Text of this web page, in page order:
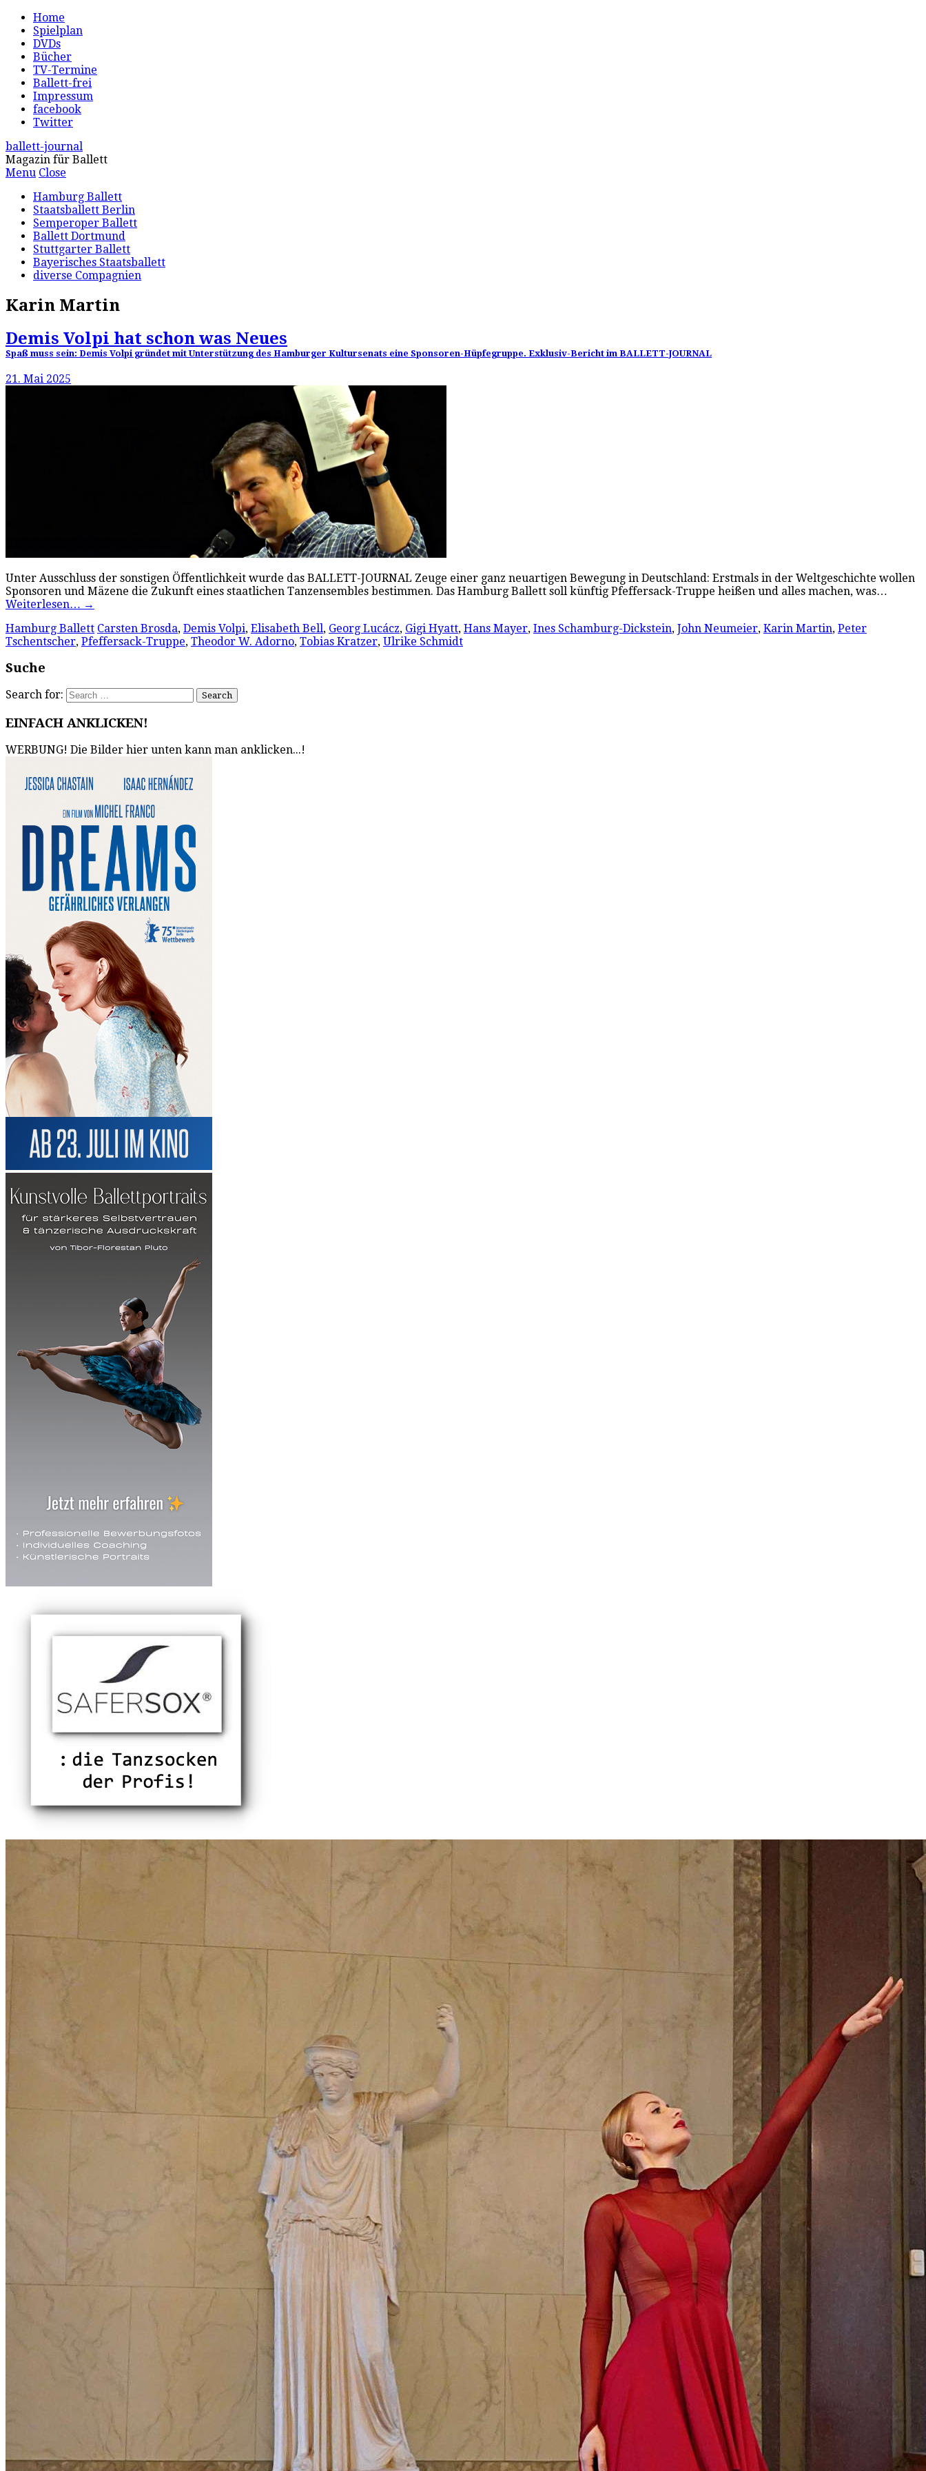
Home
Spielplan
DVDs
Bücher
TV-Termine
Ballett-frei
Impressum
facebook
Twitter
ballett-journal
Magazin für Ballett
Menu Close
Hamburg Ballett
Staatsballett Berlin
Semperoper Ballett
Ballett Dortmund
Stuttgarter Ballett
Bayerisches Staatsballett
diverse Compagnien
Karin Martin
Demis Volpi hat schon was Neues
Spaß muss sein: Demis Volpi gründet mit Unterstützung des Hamburger Kultursenats eine Sponsoren-Hüpfegruppe. Exklusiv-Bericht im BALLETT-JOURNAL
21. Mai 2025
Unter Ausschluss der sonstigen Öffentlichkeit wurde das BALLETT-JOURNAL Zeuge einer ganz neuartigen Bewegung in Deutschland: Erstmals in der Weltgeschichte wollen
Sponsoren und Mäzene die Zukunft eines staatlichen Tanzensembles bestimmen. Das Hamburg Ballett soll künftig Pfeffersack-Truppe heißen und alles machen, was…
Weiterlesen… →
Hamburg Ballett Carsten Brosda, Demis Volpi, Elisabeth Bell, Georg Lucácz, Gigi Hyatt, Hans Mayer, Ines Schamburg-Dickstein, John Neumeier, Karin Martin, Peter
Tschentscher, Pfeffersack-Truppe, Theodor W. Adorno, Tobias Kratzer, Ulrike Schmidt
Suche
Search for:
EINFACH ANKLICKEN!
WERBUNG! Die Bilder hier unten kann man anklicken...!